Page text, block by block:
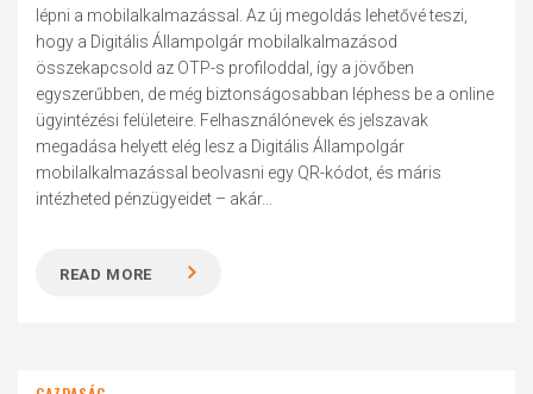
lépni a mobilalkalmazással. Az új megoldás lehetővé teszi,
hogy a Digitális Állampolgár mobilalkalmazásod
összekapcsold az OTP-s profiloddal, így a jövőben
egyszerűbben, de még biztonságosabban léphess be a online
ügyintézési felületeire. Felhasználónevek és jelszavak
megadása helyett elég lesz a Digitális Állampolgár
mobilalkalmazással beolvasni egy QR-kódot, és máris
intézheted pénzügyeidet – akár...
READ MORE